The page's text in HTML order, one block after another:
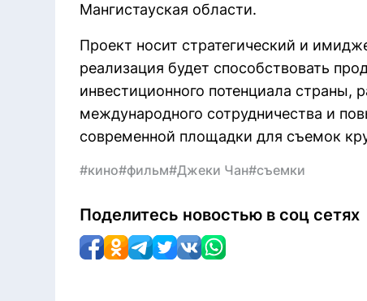
Мангистауская области.
Проект носит стратегический и
реализация будет способствовать
инвестиционного потенциала страны,
международного сотрудничества и
современной площадки для съемок
#кино#фильм#Джеки Чан#съемки
Поделитесь новостью в соц сетях